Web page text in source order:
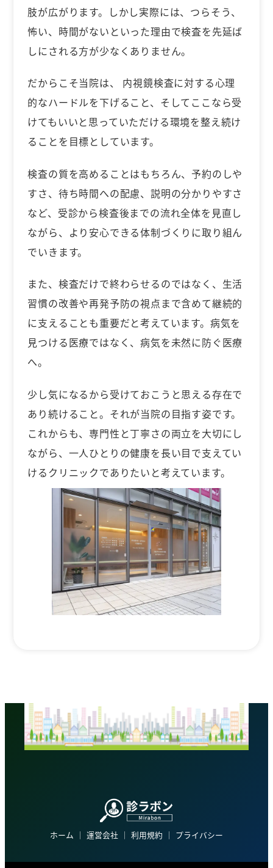
肢が広がります。しかし実際には、つらそう、
怖い、時間がないといった理由で検査を先延ば
しにされる方が少なくありません。
だからこそ当院は、 内視鏡検査に対する心理
的なハードルを下げること、そしてここなら受
けてもいいと思っていただける環境を整え続け
ることを目標としています。
検査の質を高めることはもちろん、予約のしや
すさ、待ち時間への配慮、説明の分かりやすさ
など、受診から検査後までの流れ全体を見直し
ながら、より安心できる体制づくりに取り組ん
でいきます。
また、検査だけで終わらせるのではなく、生活
習慣の改善や再発予防の視点まで含めて継続的
に支えることも重要だと考えています。病気を
見つける医療ではなく、病気を未然に防ぐ医療
へ。
少し気になるから受けておこうと思える存在で
あり続けること。それが当院の目指す姿です。
これからも、専門性と丁寧さの両立を大切にし
ながら、一人ひとりの健康を長い目で支えてい
けるクリニックでありたいと考えています。
ホーム │ 運営会社 │ 利用規約 │ プライバシー